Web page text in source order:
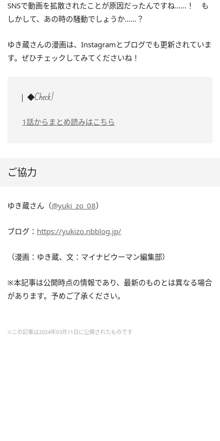
SNSで動画を拡散されたことが原因だったんですね……！ も
しかして、あの時の騒動でしょうか……？
ゆき蔵さんの漫画は、Instagramとブログでも更新されていま
す。ぜひチェックしてみてくださいね！
◆Check!
1話からまとめ読みはこちら
ご協力
ゆき蔵さん（@yuki_zo_08）
ブログ： https://yukizo.nbblog.jp/
（漫画：ゆき蔵、文：マイナビウーマン編集部）
※本記事は公開時点の情報であり、最新のものとは異なる場合
があります。予めご了承ください。
※この記事は2024年03月11日に公開されたものです